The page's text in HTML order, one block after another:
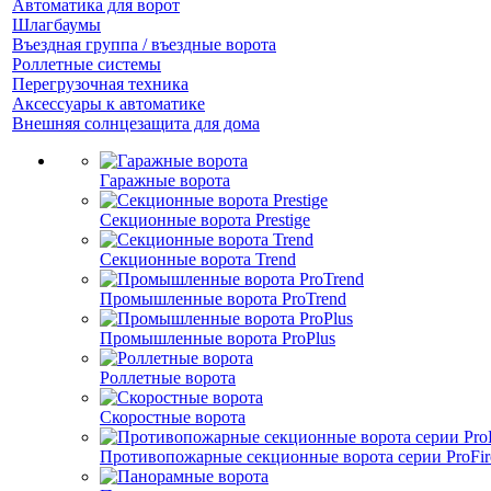
Автоматика для ворот
Шлагбаумы
Въездная группа / въездные ворота
Роллетные системы
Перегрузочная техника
Аксессуары к автоматике
Внешняя солнцезащита для дома
Гаражные ворота
Секционные ворота Prestige
Секционные ворота Trend
Промышленные ворота ProTrend
Промышленные ворота ProPlus
Роллетные ворота
Скоростные ворота
Противопожарные секционные ворота серии